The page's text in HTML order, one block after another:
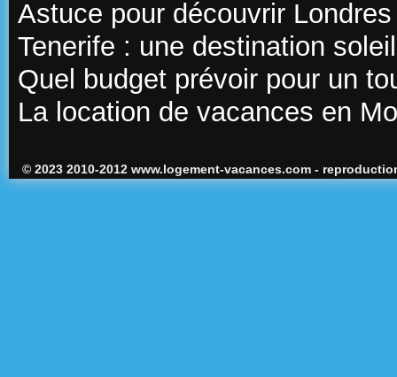
Astuce pour découvrir Londres
Tenerife : une destination
Quel budget prévoir pour un
La location de vacances en
© 2023 2010-2012 www.logement-vacances.com -